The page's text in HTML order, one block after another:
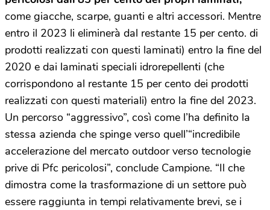
come giacche, scarpe, guanti e altri accessori. Mentre
entro il 2023 li eliminerà dal restante 15 per cento. di
prodotti realizzati con questi laminati) entro la fine del
2020 e dai laminati speciali idrorepellenti (che
corrispondono al restante 15 per cento dei prodotti
realizzati con questi materiali) entro la fine del 2023.
Un percorso “aggressivo”, così come l’ha definito la
stessa azienda che spinge verso quell’“incredibile
accelerazione del mercato outdoor verso tecnologie
prive di Pfc pericolosi”, conclude Campione. “Il che
dimostra come la trasformazione di un settore può
essere raggiunta in tempi relativamente brevi, se i